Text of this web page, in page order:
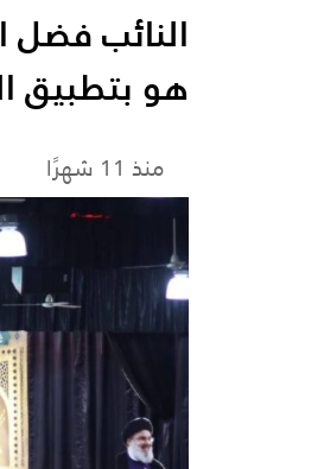
النائب فضل
هو بتطبيق
منذ 11 شهرًا